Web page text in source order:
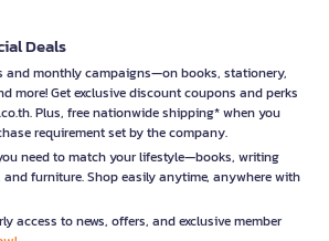
Deals
and monthly campaigns—on books, stationery,
more! Get exclusive discount coupons and perks
Plus, free nationwide shipping* when you
requirement set by the company.
need to match your lifestyle—books, writing
furniture. Shop easily anytime, anywhere with
access to news, offers, and exclusive member